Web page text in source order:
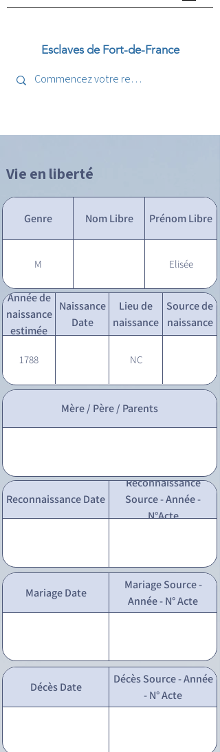
Esclaves de Fort-de-France
Vie en liberté
Genre Nom Libre Prénom Libre
M Elisée
Année de
naissance
estimée
Naissance
Date
Lieu de
naissance
Source de
naissance
1788 NC
Mère / Père / Parents
Reconnaissance Date
Reconnaissance
Source - Année -
N°Acte
Mariage Date
Mariage Source -
Année - N° Acte
Décès Date
Décès Source - Année
- N° Acte